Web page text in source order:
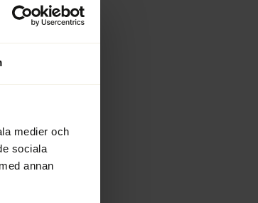
medier och
sociala
annan